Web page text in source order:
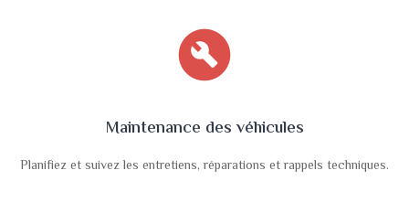
build_circle
Maintenance des véhicules
Planifiez et suivez les entretiens, réparations et rappels techniques.